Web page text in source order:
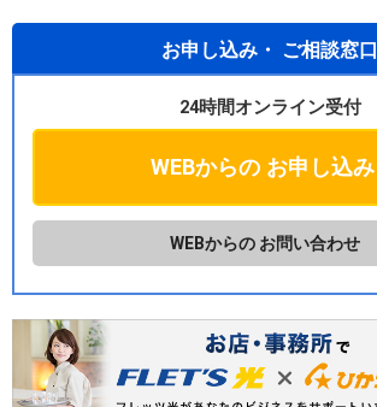
お申し込み・ ご相談窓口
24時間オンライン受付
WEBからのお申し込み
WEBからの お問い合わせ